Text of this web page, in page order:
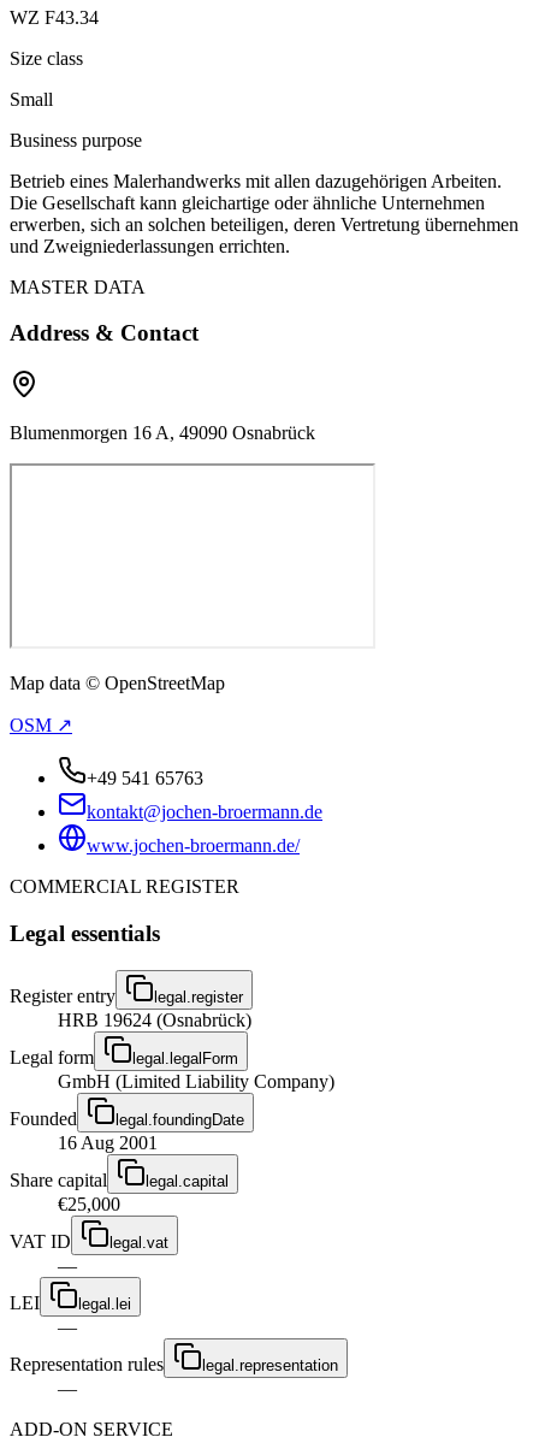
WZ F43.34
Size class
Small
Business purpose
Betrieb eines Malerhandwerks mit allen dazugehörigen Arbeiten.
Die Gesellschaft kann gleichartige oder ähnliche Unternehmen
erwerben, sich an solchen beteiligen, deren Vertretung übernehmen
und Zweigniederlassungen errichten.
MASTER DATA
Address & Contact
Blumenmorgen 16 A, 49090 Osnabrück
Map data © OpenStreetMap
OSM ↗
+49 541 65763
kontakt@jochen-broermann.de
www.jochen-broermann.de/
COMMERCIAL REGISTER
Legal essentials
Register entry legal.register
HRB 19624 (Osnabrück)
Legal form
legal.legalForm
GmbH (Limited Liability Company)
Founded
legal.foundingDate
16 Aug 2001
Share capital
legal.capital
€25,000
VAT ID
legal.vat
—
LEI
legal.lei
—
Representation rules
legal.representation
—
ADD-ON SERVICE